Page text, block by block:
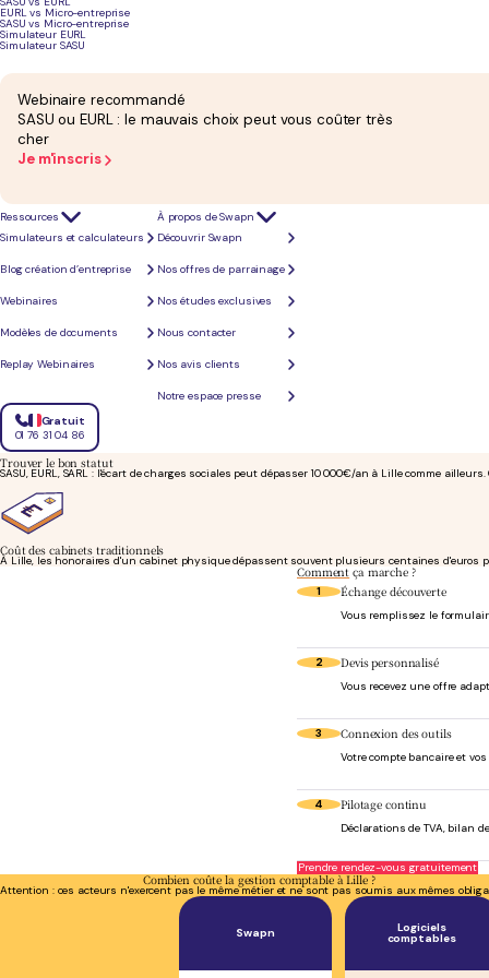
EURL vs Micro-entreprise
SASU vs Micro-entreprise
Simulateur EURL
Simulateur SASU
Webinaire recommandé
SASU ou EURL : le mauvais choix peut vous coûter très
cher
Je m'inscris
Ressources
Simulateurs et calculateurs
Blog création d’entreprise
Webinaires
Modèles de documents
Replay Webinaires
À propos de Swapn
Découvrir Swapn
Nos offres de parrainage
Nos études exclusives
Nous contacter
Nos avis clients
Notre espace presse
Gratuit
01 76 31 04 86
Optimisation fiscale
Rémunération du dirigeant, dividendes, charges déductibles : votre équipe comptable
Ce que ne recherchent pas les entreprises à Lille chez leur expert-
Trouver le bon statut
SASU, EURL, SARL : l'écart de charges sociales peut dépasser 10 000€/an à Lille comme
Coût des cabinets traditionnels
À Lille, les honoraires d'un cabinet physique dépassent souvent plusieurs centaines d'euros
Comment ça marche ?
1 Échange découverte
Vous remplissez le
2 Devis personnalisé
Vous recevez une offre
3 Connexion des outils
Votre compte bancaire et
4 Pilotage continu
Déclarations de TVA, bilan
Prendre rendez-vous gratuitement
Combien coûte la gestion comptable à Lille ?
Attention : ces acteurs n'exercent pas le même métier et ne sont pas soumis aux mêmes
Swapn Logiciels
comptables